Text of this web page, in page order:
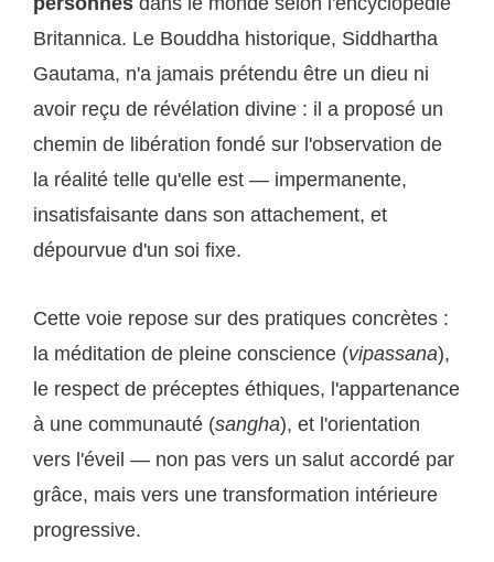
Britannica. Le Bouddha historique, Siddhartha
Gautama, n'a jamais prétendu être un dieu ni
avoir reçu de révélation divine : il a proposé un
chemin de libération fondé sur l'observation de
la réalité telle qu'elle est — impermanente,
insatisfaisante dans son attachement, et
dépourvue d'un soi fixe.
Cette voie repose sur des pratiques concrètes :
la méditation de pleine conscience (vipassana),
le respect de préceptes éthiques, l'appartenance
à une communauté (sangha), et l'orientation
vers l'éveil — non pas vers un salut accordé par
grâce, mais vers une transformation intérieure
progressive.